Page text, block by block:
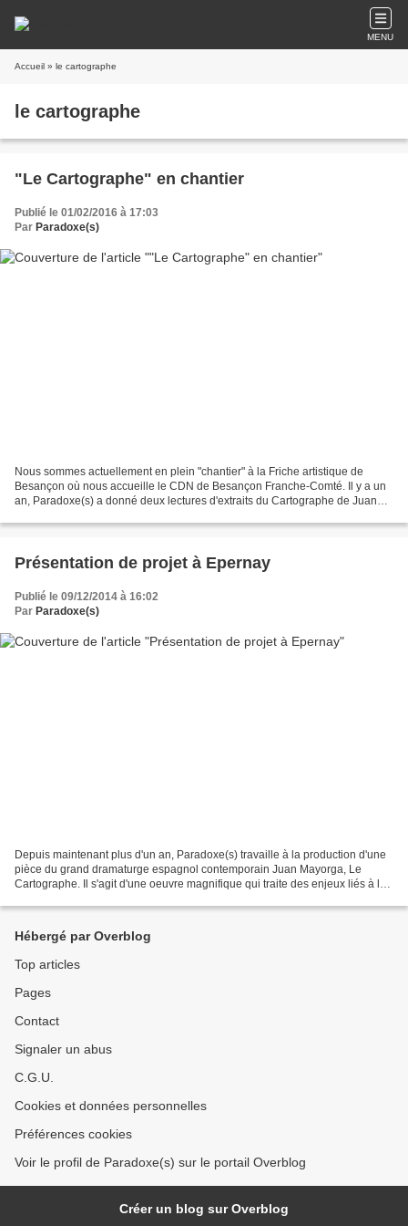
MENU
Accueil » le cartographe
le cartographe
"Le Cartographe" en chantier
Publié le 01/02/2016 à 17:03
Par Paradoxe(s)
Nous sommes actuellement en plein "chantier" à la Friche artistique de
Besançon où nous accueille le CDN de Besançon Franche-Comté. Il y a un
an, Paradoxe(s) a donné deux lectures d'extraits du Cartographe de Juan
Présentation de projet à Epernay
Publié le 09/12/2014 à 16:02
Par Paradoxe(s)
Depuis maintenant plus d'un an, Paradoxe(s) travaille à la production d'une
pièce du grand dramaturge espagnol contemporain Juan Mayorga, Le
Cartographe. Il s'agit d'une oeuvre magnifique qui traite des enjeux liés à la
Hébergé par Overblog
Top articles
Pages
Contact
Signaler un abus
C.G.U.
Cookies et données personnelles
Préférences cookies
Voir le profil de Paradoxe(s) sur le portail Overblog
Créer un blog sur Overblog